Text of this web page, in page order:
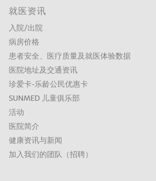
就医资讯
入院/出院
病房价格
患者安全、医疗质量及就医体验数据
医院地址及交通资讯
珍爱卡-乐龄公民优惠卡
SUNMED 儿童俱乐部
活动
医院简介
健康资讯与新闻
加入我们的团队（招聘）